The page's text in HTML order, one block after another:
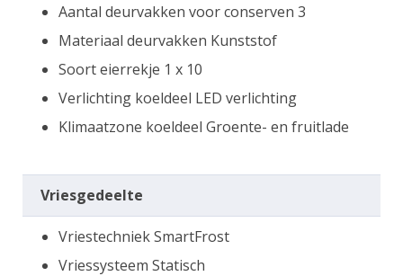
Aantal deurvakken voor conserven 3
Materiaal deurvakken Kunststof
Soort eierrekje 1 x 10
Verlichting koeldeel LED verlichting
Klimaatzone koeldeel Groente- en fruitlade
Vriesgedeelte
Vriestechniek SmartFrost
Vriessysteem Statisch